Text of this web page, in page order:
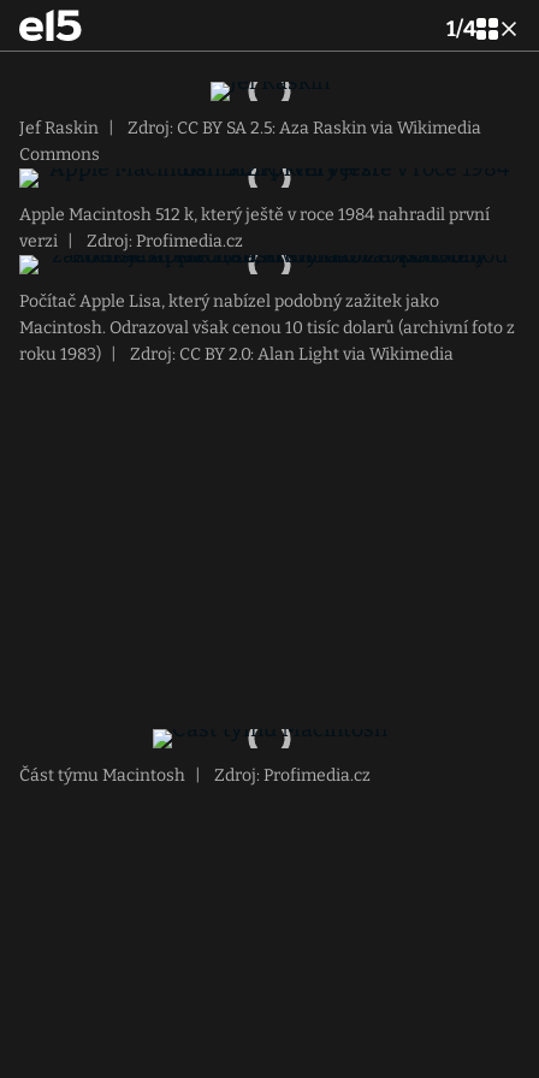
1/4
Jef Raskin
Zdroj: CC BY SA 2.5: Aza Raskin via Wikimedia
Commons
Apple Macintosh 512 k, který ještě v roce 1984 nahradil první
verzi
Zdroj: Profimedia.cz
Počítač Apple Lisa, který nabízel podobný zažitek jako
Macintosh. Odrazoval však cenou 10 tisíc dolarů (archivní foto z
roku 1983)
Zdroj: CC BY 2.0: Alan Light via Wikimedia
Část týmu Macintosh Zdroj: Profimedia.cz